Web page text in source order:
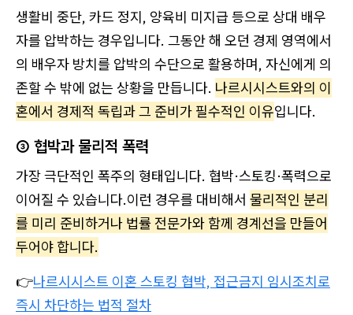
생활비 중단, 카드 정지, 양육비 미지급 등으로 상대 배우
자를 압박하는 경우입니다. 그동안 해 오던 경제 영역에서
의 배우자 방치를 압박의 수단으로 활용하며, 자신에게 의
존할 수 밖에 없는 상황을 만듭니다. 나르시시스트와의 이
혼에서 경제적 독립과 그 준비가 필수적인 이유입니다.
③ 협박과 물리적 폭력
가장 극단적인 폭주의 형태입니다. 협박·스토킹·폭력으로
이어질 수 있습니다.이런 경우를 대비해서 물리적인 분리
를 미리 준비하거나 법률 전문가와 함께 경계선을 만들어
두어야 합니다.
👉나르시시스트 이혼 스토킹 협박, 접근금지 임시조치로
즉시 차단하는 법적 절차